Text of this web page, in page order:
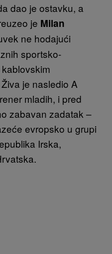
dao je ostavku, a
je Milan
ne hodajući
sportsko-
je nasledio A
mladih, i pred
zabavan zadatak –
evropsko u grupi
Irska,